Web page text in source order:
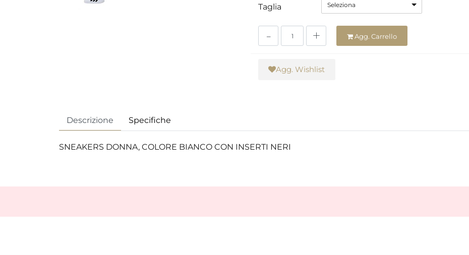
Taglia Seleziona
Agg. Carrello
Agg. Wishlist
Descrizione Specifiche
SNEAKERS DONNA, COLORE BIANCO CON INSERTI NERI